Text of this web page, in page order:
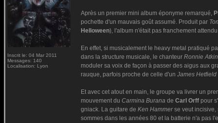
Inscrit le: 04 Mar 2011
Messages: 140
Localisation: Lyon
Après un premier mini album éponyme remarqué,
pochette d'un mauvais goût assumé. Produit par
Helloween), l'album n'était pas franchement
En effet, si musicalement le heavy metal pratiqué
dans la structure musicale, le chanteur Ronnie
moduler sa voix de façon à passer des aigus aux
rauque, parfois proche de celle d'un James Hetfield
Et avec cet atout en main, le groupe va livrer un
mouvement du Carmina Burana de Carl Orff pour
gniack. La guitare de Ken Hammerse veut incisive,
sommes dans les années 80 et la batterie n'a pas